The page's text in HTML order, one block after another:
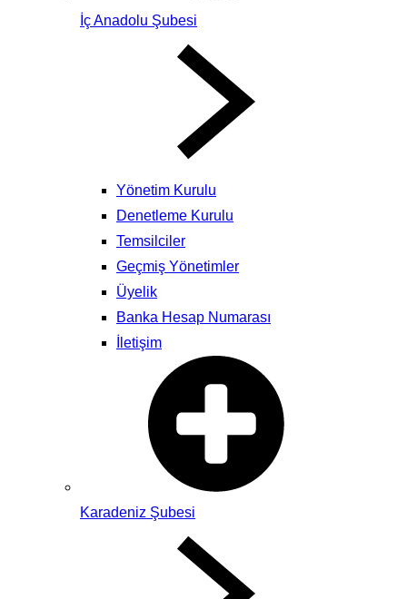
İç Anadolu Şubesi
Yönetim Kurulu
Denetleme Kurulu
Temsilciler
Geçmiş Yönetimler
Üyelik
Banka Hesap Numarası
İletişim
Karadeniz Şubesi